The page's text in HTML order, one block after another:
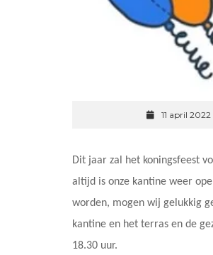
11 april 2022
Dit jaar zal het koningsfeest
altijd is onze kantine weer
worden, mogen wij gelukkig
kantine en het terras en de
18.30 uur.